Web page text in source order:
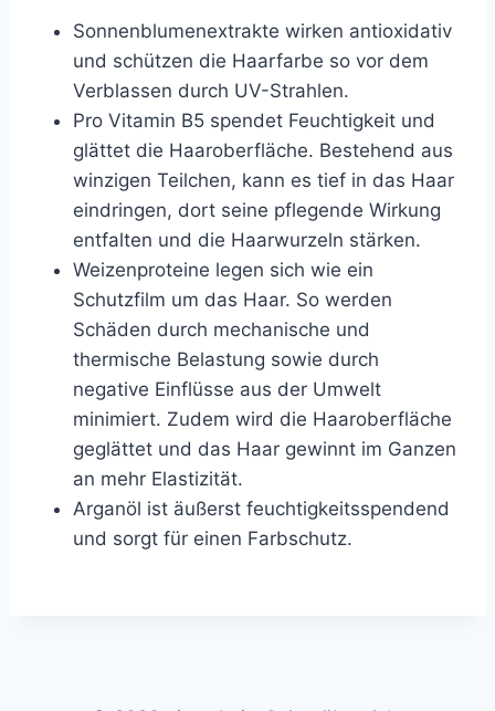
Sonnenblumenextrakte wirken antioxidativ
und schützen die Haarfarbe so vor dem
Verblassen durch UV-Strahlen.
Pro Vitamin B5 spendet Feuchtigkeit und
glättet die Haaroberfläche. Bestehend aus
winzigen Teilchen, kann es tief in das Haar
eindringen, dort seine pflegende Wirkung
entfalten und die Haarwurzeln stärken.
Weizenproteine legen sich wie ein
Schutzfilm um das Haar. So werden
Schäden durch mechanische und
thermische Belastung sowie durch
negative Einflüsse aus der Umwelt
minimiert. Zudem wird die Haaroberfläche
geglättet und das Haar gewinnt im Ganzen
an mehr Elastizität.
Arganöl ist äußerst feuchtigkeitsspendend
und sorgt für einen Farbschutz.